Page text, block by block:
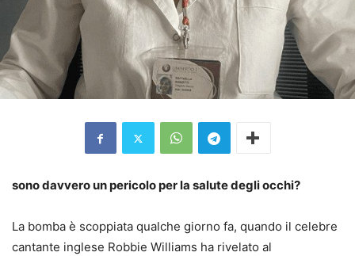
sonodavvero un pericolo per la salute degli occhi?
La bomba è scoppiata qualche giorno fa, quando il celebre
cantante inglese Robbie Williams ha rivelato al